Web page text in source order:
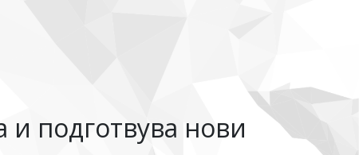
подготвува нови